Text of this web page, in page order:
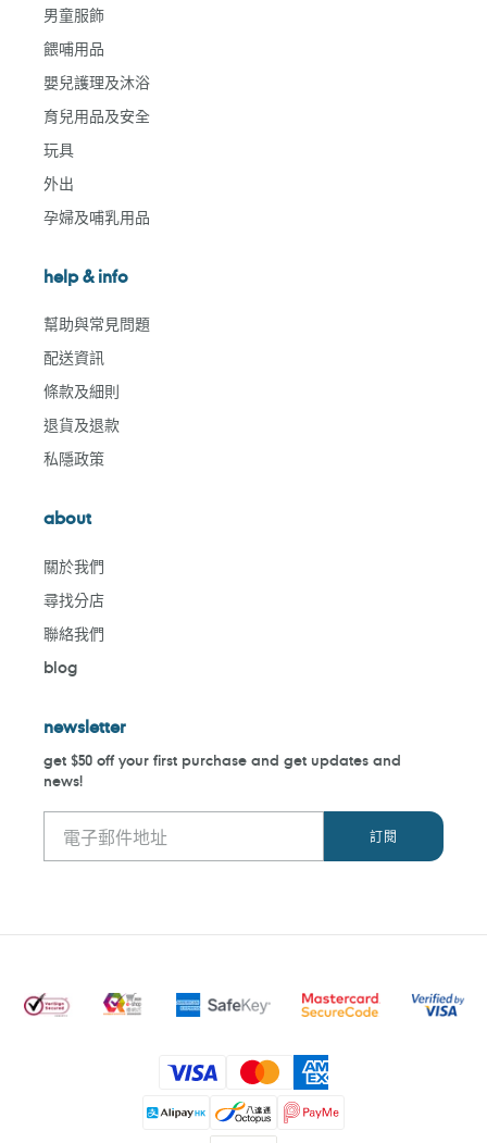
男童服飾
餵哺用品
嬰兒護理及沐浴
育兒用品及安全
玩具
外出
孕婦及哺乳用品
help & info
幫助與常見問題
配送資訊
條款及細則
退貨及退款
私隱政策
about
關於我們
尋找分店
聯絡我們
blog
newsletter
get $50 off your first purchase and get updates and
news!
付
款
方
式